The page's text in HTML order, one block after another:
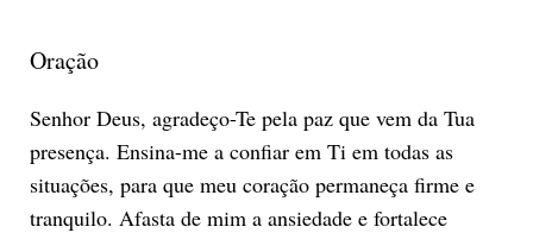
Oração
Senhor Deus, agradeço-Te pela paz que vem da Tua
presença. Ensina-me a confiar em Ti em todas as
situações, para que meu coração permaneça firme e
tranquilo. Afasta de mim a ansiedade e fortalece